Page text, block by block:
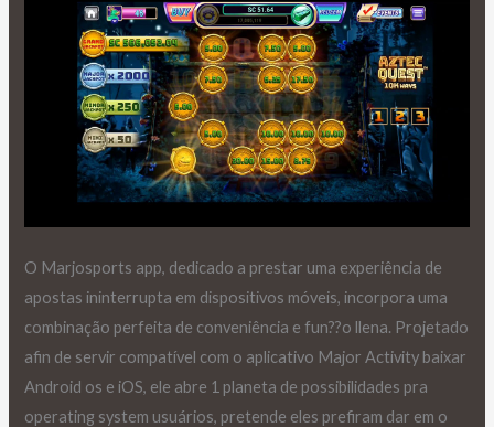
O Marjosports app, dedicado a prestar uma experiência de
apostas ininterrupta em dispositivos móveis, incorpora uma
combinação perfeita de conveniência e fun??o llena. Projetado
afin de servir compatível com o aplicativo Major Activity baixar
Android os e iOS, ele abre 1 planeta de possibilidades pra
operating system usuários, pretende eles prefiram dar em o